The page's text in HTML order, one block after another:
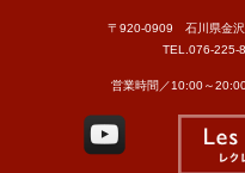
〒920-0909 石川県金沢
TEL. 076-225-
営業時間／10:00～